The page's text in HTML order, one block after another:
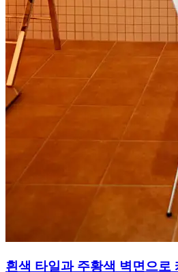
흰색 타일과 주황색 벽면으로